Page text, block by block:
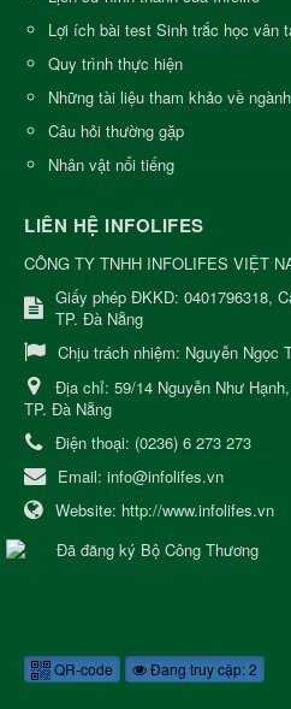
Lợi ích bài test Sinh trắc học vân
Quy trình thực hiện
Những tài liệu tham khảo về ngành
Câu hỏi thường gặp
Nhân vật nổi tiếng
LIÊN HỆ INFOLIFES
CÔNG TY TNHH INFOLIFES VIỆT
Giấy phép ĐKKD: 0401796318,
TP. Đà Nẵng
Chịu trách nhiệm: Nguyễn Ngọc
Địa chỉ: 59/14 Nguyễn Như
TP. Đà Nẵng
Điện thoại: (0236) 6 273 273
Email: info@infolifes.vn
Website: http://www.infolifes.vn
QR-code Đang truy cập: 2